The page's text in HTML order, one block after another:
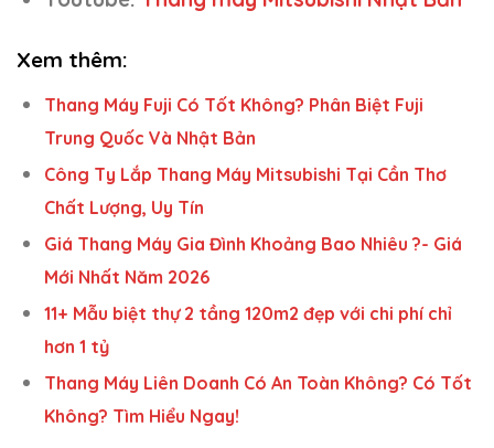
Xem thêm:
Thang Máy Fuji Có Tốt Không? Phân Biệt Fuji
Trung Quốc Và Nhật Bản
Công Ty Lắp Thang Máy Mitsubishi Tại Cần Thơ
Chất Lượng, Uy Tín
Giá Thang Máy Gia Đình Khoảng Bao Nhiêu ?- Giá
Mới Nhất Năm 2026
11+ Mẫu biệt thự 2 tầng 120m2 đẹp với chi phí chỉ
hơn 1 tỷ
Thang Máy Liên Doanh Có An Toàn Không? Có Tốt
Không? Tìm Hiểu Ngay!